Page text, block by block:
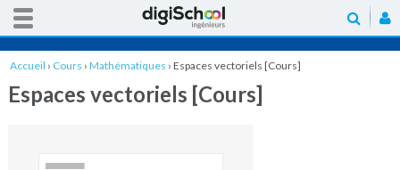
Accueil › Cours › Mathématiques › Espaces vectoriels [Cours]
Espaces vectoriels [Cours]